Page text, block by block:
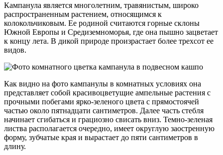
Кампанула является многолетним, травянистым, широко
распространенным растением, относящимся к
колокольчиковым. Ее родиной считаются горные склоны
Южной Европы и Средиземноморья, где она пышно зацветает
к концу лета. В дикой природе произрастает более трехсот ее
видов.
Как видно на фото кампанулы в комнатных условиях она
представляет собой красивоцветущие ампельные растения с
прочными побегами ярко-зеленого цвета с прямостоячей
частью около пятнадцати сантиметров. Далее часть стебля
начинает сгибаться и грациозно свисать вниз. Темно-зеленая
листва располагается очередно, имеет округлую заостренную
форму, зубчатые края и вырастает до пяти сантиметров в
длину.